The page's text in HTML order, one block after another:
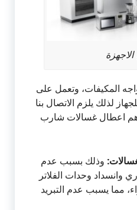
المكيفات، وتعمل على
لذلك يلزم الاتصال بنا
اعطال غسالات شارب
وذلك بسبب عدم
وانسداد وحدات الفلاتر
مما يسبب عدم التبريد